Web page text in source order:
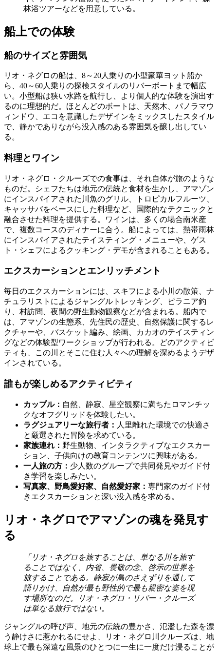
林浴ツアーなどを用意している。
船上での体験
船のサイズと雰囲気
リオ・ネグロの船は、8～20人乗りの小型豪華ヨット船か
ら、40～60人乗りの探検スタイルのリバーボートまで幅広
い。小型船は狭い水路を航行し、より個人的な体験を演出す
るのに理想的だ。ほとんどのボートは、天然木、パノラマウ
ィンドウ、エコを意識したデザインをミックスしたスタイル
で、静かでありながら没入感のある雰囲気を醸し出してい
る。
料理とワイン
リオ・ネグロ・クルーズでの食事は、それ自体が旅のような
ものだ。シェフたちは地元の伝統と食材を生かし、アマゾン
にインスパイアされた川魚のグリル、トロピカルフルーツ、
キャッサバをベースにした料理など、国際的なテクニックと
融合させた料理を提供する。ワインは、多くの場合南米産
で、複数コースのディナーに合う。船によっては、熱帯雨林
にインスパイアされたテイスティング・メニューや、ゲス
ト・シェフによるクッキング・デモが含まれることもある。
エクスカーションとエンリッチメント
毎日のエクスカーションには、スキフによる小川の散策、ナ
チュラリストによるジャングルトレッキング、ピラニア釣
り、村訪問、夜間の野生動物観察などが含まれる。船内で
は、アマゾンの生態系、先住民の歴史、自然保護に関するレ
クチャーや、バスケット編み、絵画、カカオのテイスティン
グなどの体験型ワークショップが行われる。どのアクティビ
ティも、この川とそこに住む人々への理解を深めるようデザ
インされている。
誰もが楽しめるアクティビティ
カップル： 自然、静寂、星空観察に満ちたロマンチッ
クなオフグリッドを体験したい。
ラグジュアリーな旅行者： 人里離れた環境での快適さ
と厳選された冒険を求めている。
家族連れ： 野生動物、インタラクティブなエクスカー
ション、子供向けの教育コンテンツに興味がある。
一人旅の方： 少人数のグループで共同発見やガイド付
き学習を楽しみたい。
写真家、野鳥愛好家、自然愛好家： 専門家のガイド付
きエクスカーションと深い没入感を求める。
リオ・ネグロでアマゾンの魂を発見す
る
「リオ・ネグロを旅することは、単なる川を旅す
ることではなく、内省、畏敬の念、啓示の世界を
旅することである。静寂が鳥のさえずりを通して
語りかけ、自然が最も野性的で最も親密な姿を現
す場所なのだ。リオ・ネグロ・リバー・クルーズ
は単なる旅行ではない。
ジャングルの呼び声、地元の伝統の豊かさ、氾濫した森を漂
う静けさに惹かれるにせよ、リオ・ネグロ川クルーズは、地
球上で最も深遠な風景のひとつに一生に一度だけ浸ることが